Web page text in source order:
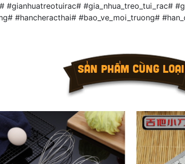
#gianhuatreotuirac# #gia_nhua_treo_tui_rac#
#hancheracthai# #bao_ve_moi_truong#
SẢN PHẨM CÙNG LOẠI